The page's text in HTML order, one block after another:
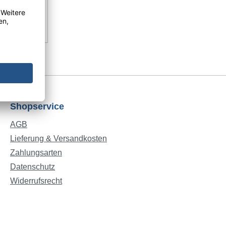
gut
Breite
(mm):
(mm):
(mm):
Shopservice
AGB
Lieferung & Versandkosten
Zahlungsarten
Datenschutz
Widerrufsrecht